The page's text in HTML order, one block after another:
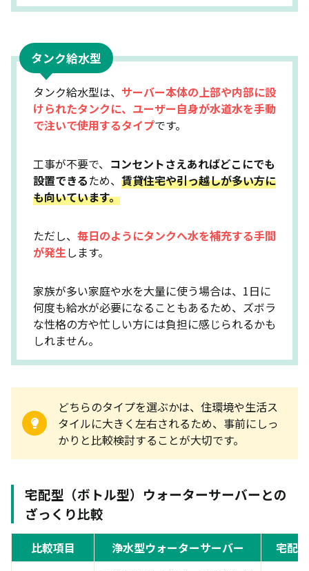
タンク給水型
タンク給水型は、 サーバー本体の上部や内部に設
けられたタンクに、ユーザー自身が水道水を手動
で注いで使用するタイプです。
工事が不要で、 コンセントさえあればどこにでも
設置できるため、 賃貸住宅や引っ越しが多い方に
も向いています。
ただし、 毎日のようにタンクへ水を補充する手間
が発生します。
家族が多い家庭や水を大量に使う場合は、1日に
何度も給水が必要になることもあるため、ズボラ
な性格の方や忙しい方には負担に感じられるかも
しれません。
どちらのタイプを選ぶかは、住環境や生活ス
タイルに大きく左右されるため、事前にしっ
かりと比較検討することが大切です。
宅配型（ボトル型）ウォーターサーバーとの
ざっくり比較
比較項目 浄水型ウォーターサーバー 宅配